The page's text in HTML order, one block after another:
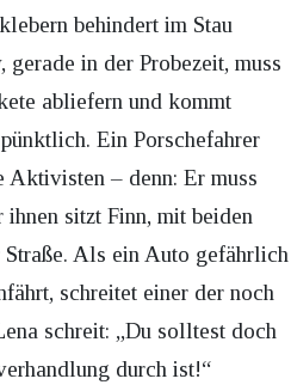
behindert im Stau
gerade in der Probezeit, muss
abliefern und kommt
Ein Porschefahrer
Aktivisten – denn: Er muss
sitzt Finn, mit beiden
Als ein Auto gefährlich
schreitet einer der noch
schreit: „Du solltest doch
durch ist!“